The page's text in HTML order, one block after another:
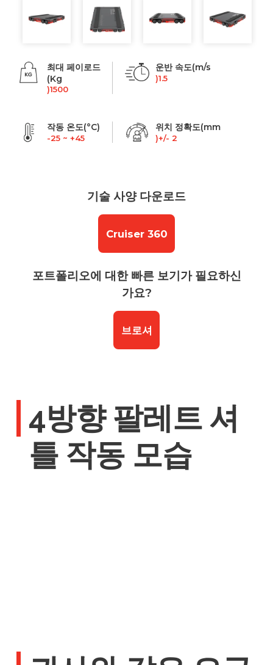
최대 페이로드
(Kg
)1500
운반 속도(m/s
)1.5
작동 온도(°C)
-25 ~ +45
위치 정확도(mm
)+/- 2
기술 사양 다운로드
Cruiser 360
포트폴리오에 대한 빠른 보기가 필요하신
가요?
브로셔
4방향 팔레트 셔
틀 작동 모습